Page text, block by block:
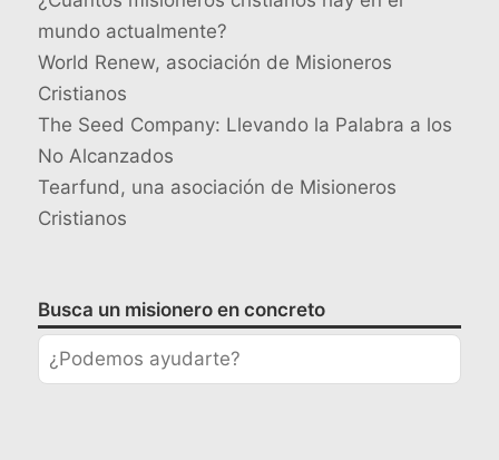
mundo actualmente?
World Renew, asociación de Misioneros
Cristianos
The Seed Company: Llevando la Palabra a los
No Alcanzados
Tearfund, una asociación de Misioneros
Cristianos
Busca un misionero en concreto